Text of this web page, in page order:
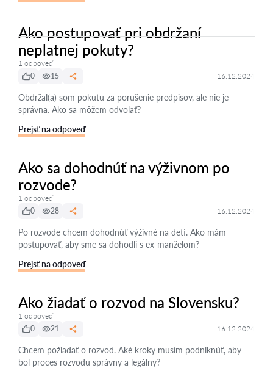
Ako postupovať pri obdržaní
neplatnej pokuty?
1 odpoveď
0
15 16.12.2024
Obdržal(a) som pokutu za porušenie predpisov, ale nie je
správna. Ako sa môžem odvolať?
Prejsť na odpoveď
Ako sa dohodnúť na výživnom po
rozvode?
1 odpoveď
0
28 16.12.2024
Po rozvode chcem dohodnúť výživné na deti. Ako mám
postupovať, aby sme sa dohodli s ex-manželom?
Prejsť na odpoveď
Ako žiadať o rozvod na Slovensku?
1 odpoveď
0
21 16.12.2024
Chcem požiadať o rozvod. Aké kroky musím podniknúť, aby
bol proces rozvodu správny a legálny?